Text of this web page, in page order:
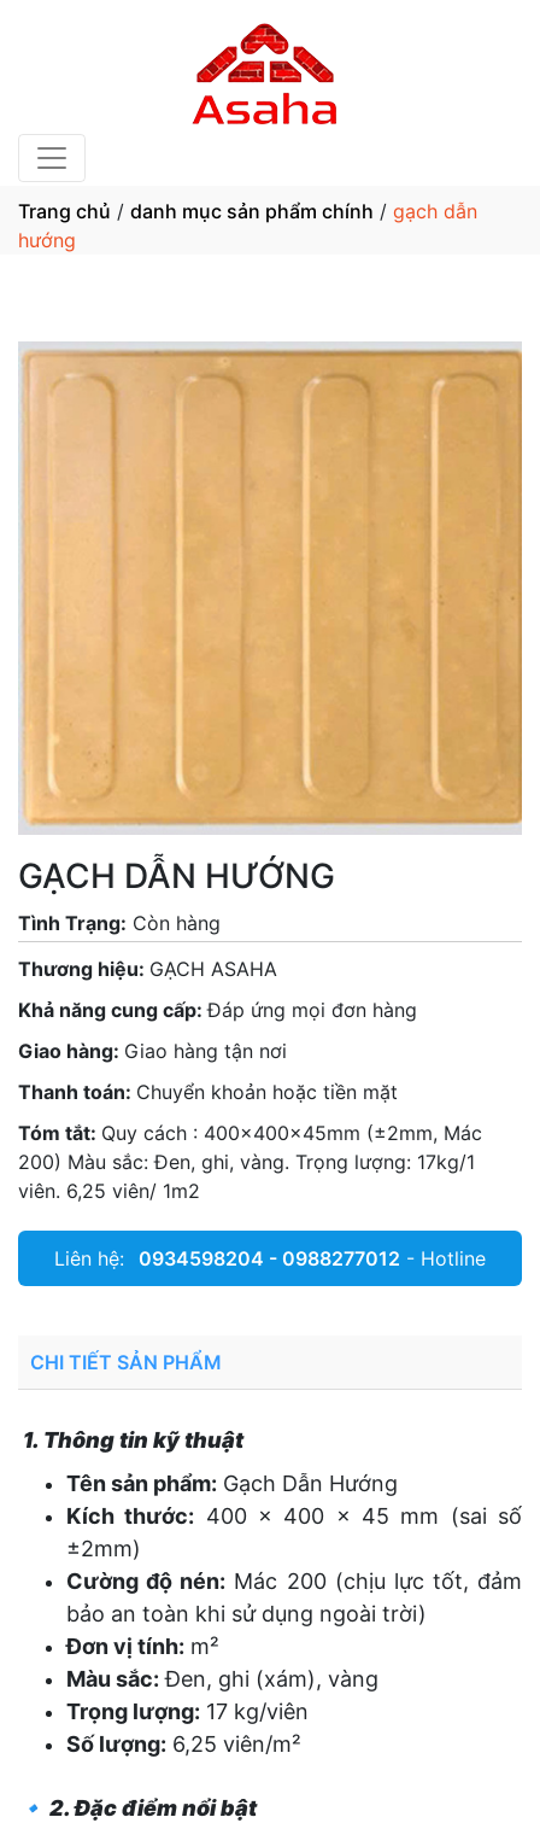
Trang chủ / danh mục sản phẩm chính / gạch dẫn
hướng
GẠCH DẪN HƯỚNG
Tình Trạng: Còn hàng
Thương hiệu: GẠCH ASAHA
Khả năng cung cấp:Đáp ứng mọi đơn hàng
Giao hàng: Giao hàng tận nơi
Thanh toán: Chuyển khoản hoặc tiền mặt
Tóm tắt: Quy cách : 400x400x45mm (±2mm, Mác
200) Màu sắc: Đen, ghi, vàng. Trọng lượng: 17kg/1
viên. 6,25 viên/ 1m2
Liên hệ: 0934598204 - 0988277012 - Hotline
CHI TIẾT SẢN PHẨM
1. Thông tin kỹ thuật
Tên sản phẩm: Gạch Dẫn Hướng
Kích thước: 400 x 400 x 45 mm (sai số
±2mm)
Cường độ nén: Mác 200 (chịu lực tốt, đảm
bảo an toàn khi sử dụng ngoài trời)
Đơn vị tính: m²
Màu sắc: Đen, ghi (xám), vàng
Trọng lượng: 17 kg/viên
Số lượng: 6,25 viên/m²
🔹 2. Đặc điểm nổi bật